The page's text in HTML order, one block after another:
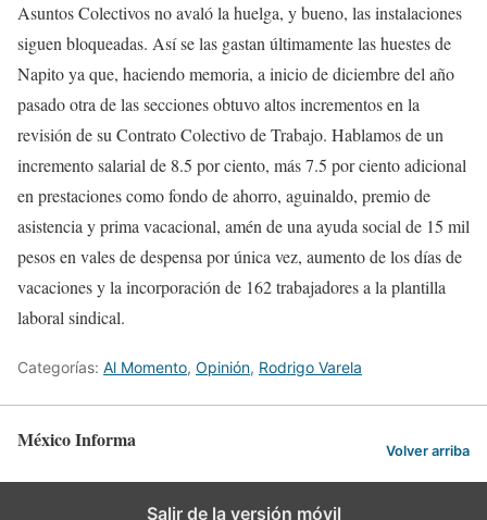
Asuntos Colectivos no avaló la huelga, y bueno, las instalaciones
siguen bloqueadas. Así se las gastan últimamente las huestes de
Napito ya que, haciendo memoria, a inicio de diciembre del año
pasado otra de las secciones obtuvo altos incrementos en la
revisión de su Contrato Colectivo de Trabajo. Hablamos de un
incremento salarial de 8.5 por ciento, más 7.5 por ciento adicional
en prestaciones como fondo de ahorro, aguinaldo, premio de
asistencia y prima vacacional, amén de una ayuda social de 15 mil
pesos en vales de despensa por única vez, aumento de los días de
vacaciones y la incorporación de 162 trabajadores a la plantilla
laboral sindical.
Categorías: Al Momento, Opinión, Rodrigo Varela
México Informa Volver arriba
Salir de la versión móvil